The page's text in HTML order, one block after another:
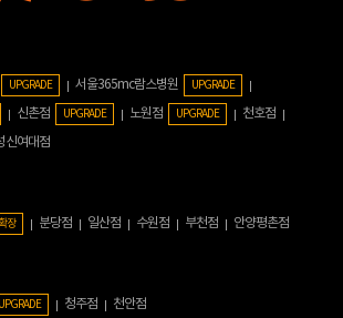
UPGRADE 서울365mc람스병원 UPGRADE
신촌점 UPGRADE 노원점 UPGRADE
천호점
신여대점
장 분당점 일산점 수원점 부천점 안양평촌점
UPGRADE 청주점 천안점